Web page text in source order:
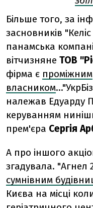
Більше того, за
засновників
панамська
вітчизняне ТОВ
фірма є проміжним
власником
належав Едуарду
керуванням
прем'єра Сергія
А про іншого
згадувала. "Агнел
сумнівним
Києва на місці